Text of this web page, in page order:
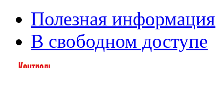
Полезная информация
В свободном доступе